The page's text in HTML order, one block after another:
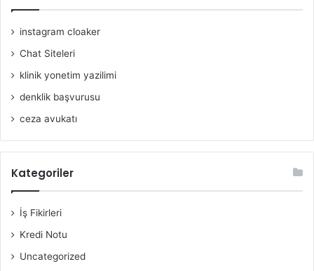
instagram cloaker
Chat Siteleri
klinik yonetim yazilimi
denklik başvurusu
ceza avukatı
Kategoriler
İş Fikirleri
Kredi Notu
Uncategorized